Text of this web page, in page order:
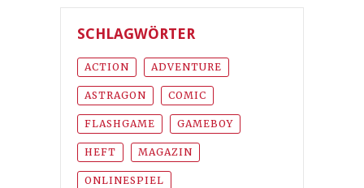
SCHLAGWÖRTER
ACTION ADVENTURE
ASTRAGON COMIC
FLASHGAME GAMEBOY
HEFT MAGAZIN
ONLINESPIEL